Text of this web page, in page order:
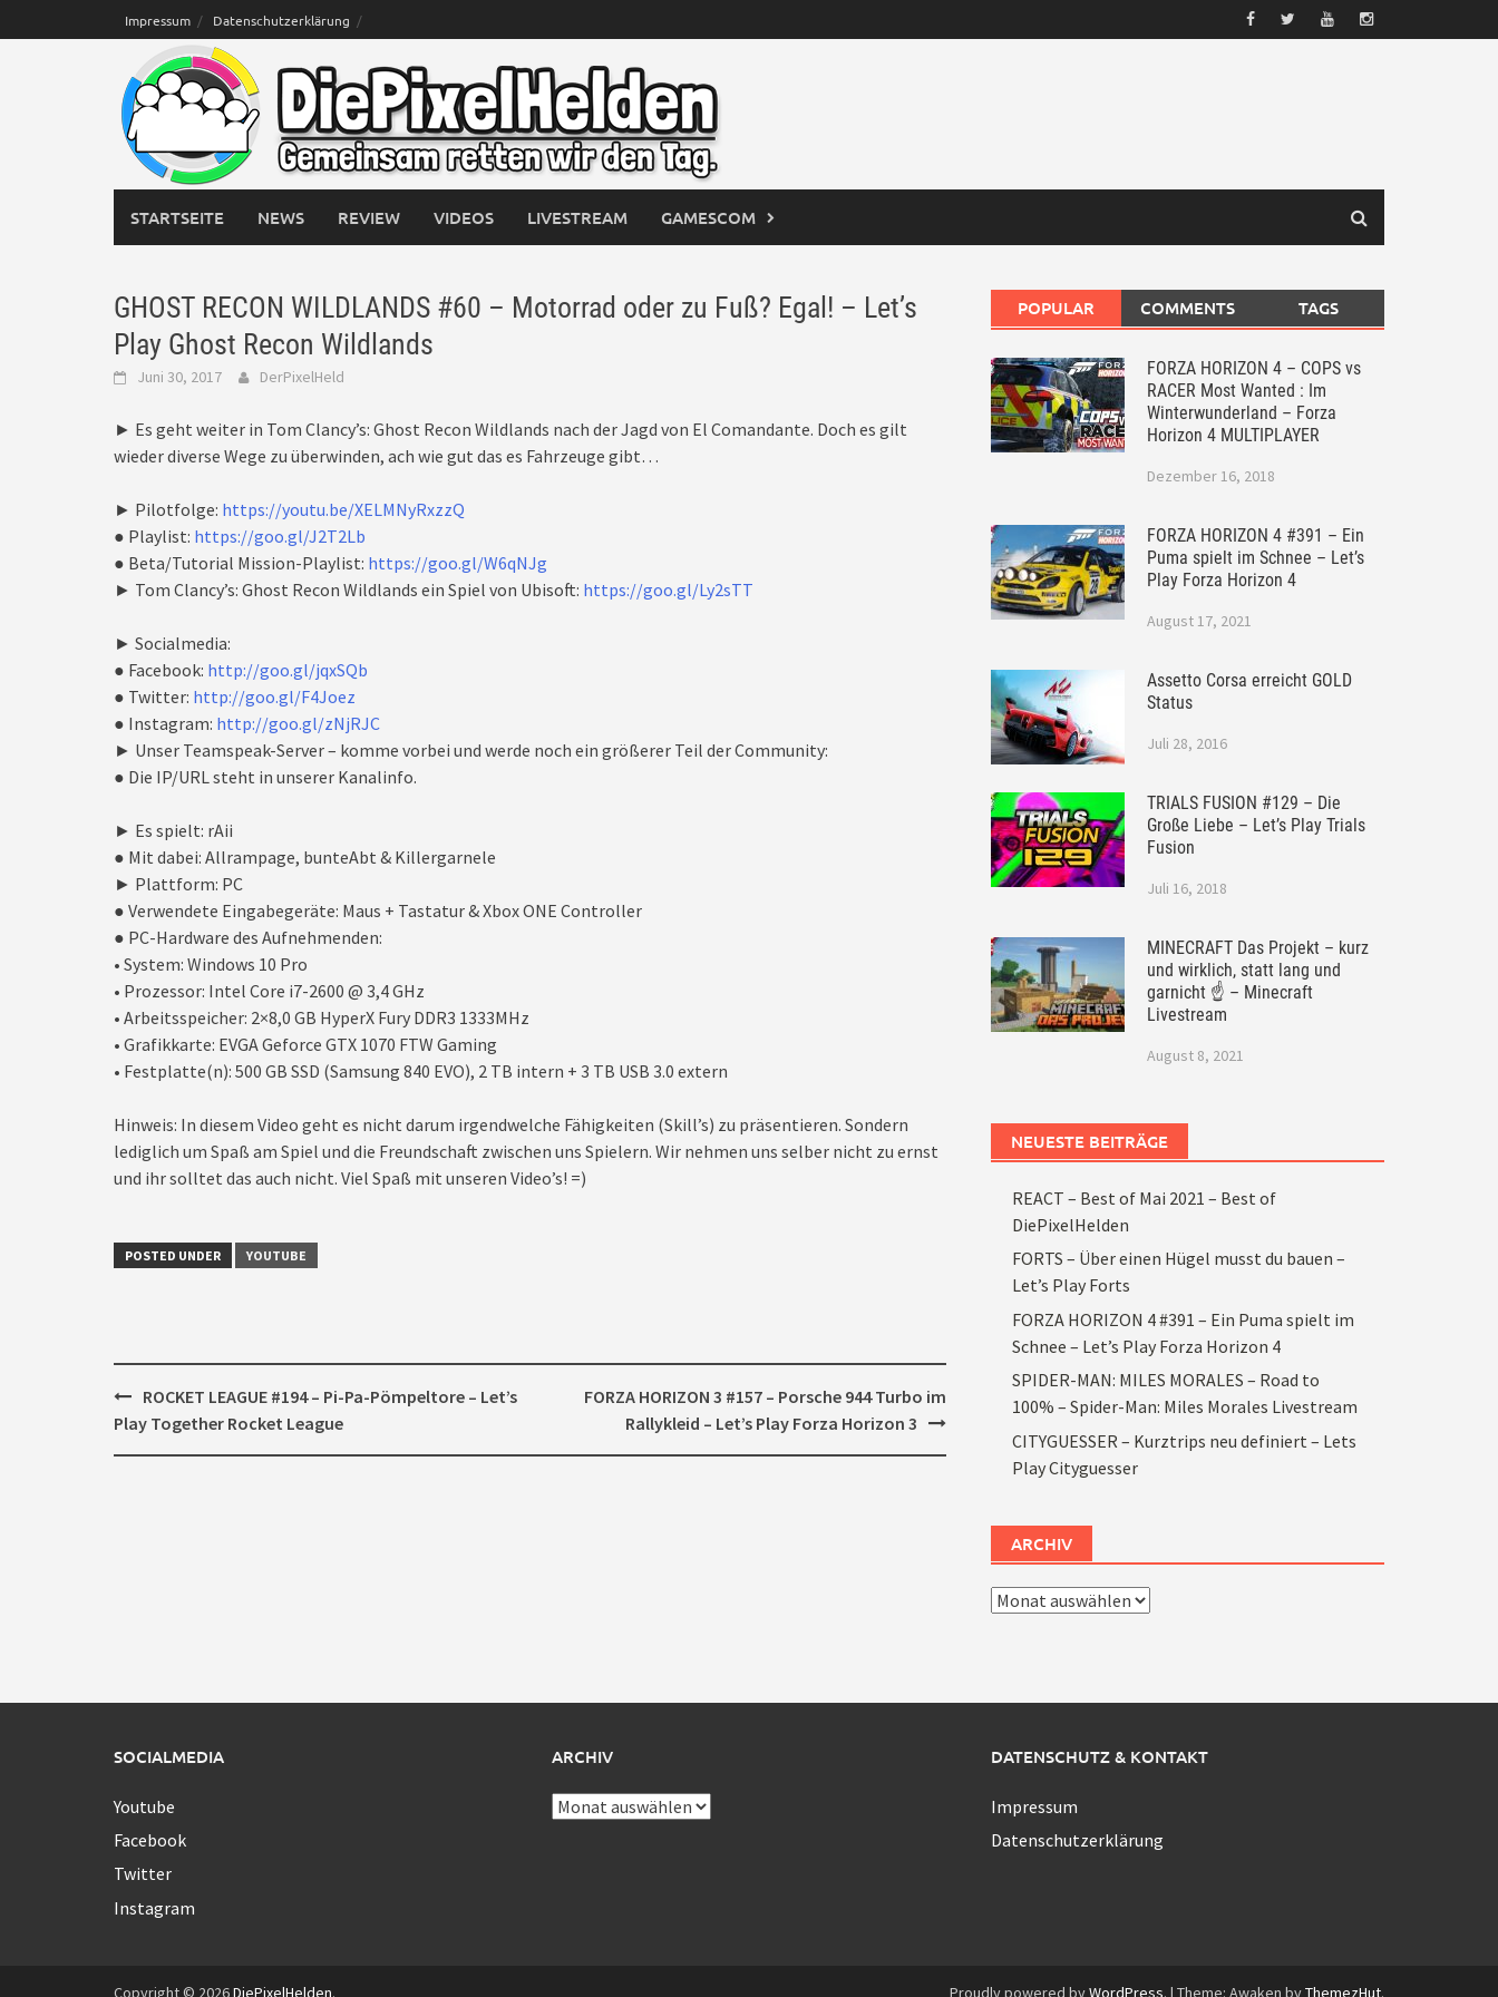
to
Impressum Datenschutzerklärung
STARTSEITE NEWS REVIEW VIDEOS LIVESTREAM GAMESCOM
GHOST RECON WILDLANDS #60 – Motorrad oder zu Fuß? Egal! – Let’s
Play Ghost Recon Wildlands
Juni 30, 2017 DerPixelHeld
► Es geht weiter in Tom Clancy’s: Ghost Recon Wildlands nach der Jagd von El Comandante. Doch es gilt
wieder diverse Wege zu überwinden, ach wie gut das es Fahrzeuge gibt…
► Pilotfolge: https://youtu.be/XELMNyRxzzQ
● Playlist: https://goo.gl/J2T2Lb
● Beta/Tutorial Mission-Playlist: https://goo.gl/W6qNJg
► Tom Clancy’s: Ghost Recon Wildlands ein Spiel von Ubisoft: https://goo.gl/Ly2sTT
► Socialmedia:
● Facebook: http://goo.gl/jqxSQb
● Twitter: http://goo.gl/F4Joez
● Instagram: http://goo.gl/zNjRJC
► Unser Teamspeak-Server – komme vorbei und werde noch ein größerer Teil der Community:
● Die IP/URL steht in unserer Kanalinfo.
► Es spielt: rAii
● Mit dabei: Allrampage, bunteAbt & Killergarnele
► Plattform: PC
● Verwendete Eingabegeräte: Maus + Tastatur & Xbox ONE Controller
● PC-Hardware des Aufnehmenden:
• System: Windows 10 Pro
• Prozessor: Intel Core i7-2600 @ 3,4 GHz
• Arbeitsspeicher: 2×8,0 GB HyperX Fury DDR3 1333MHz
• Grafikkarte: EVGA Geforce GTX 1070 FTW Gaming
• Festplatte(n): 500 GB SSD (Samsung 840 EVO), 2 TB intern + 3 TB USB 3.0 extern
Hinweis: In diesem Video geht es nicht darum irgendwelche Fähigkeiten (Skill’s) zu präsentieren. Sondern
lediglich um Spaß am Spiel und die Freundschaft zwischen uns Spielern. Wir nehmen uns selber nicht zu ernst
und ihr solltet das auch nicht. Viel Spaß mit unseren Video’s! =)
POSTED UNDER YOUTUBE
Post
navigation
ROCKET LEAGUE #194 – Pi-Pa-Pömpeltore – Let’s
Play Together Rocket League
FORZA HORIZON 3 #157 – Porsche 944 Turbo im
Rallykleid – Let’s Play Forza Horizon 3
POPULAR COMMENTS TAGS
FORZA HORIZON 4 – COPS vs
RACER Most Wanted : Im
Winterwunderland – Forza
Horizon 4 MULTIPLAYER
Dezember 16, 2018
FORZA HORIZON 4 #391 – Ein
Puma spielt im Schnee – Let’s
Play Forza Horizon 4
August 17, 2021
Assetto Corsa erreicht GOLD
Status
Juli 28, 2016
TRIALS FUSION #129 – Die
Große Liebe – Let’s Play Trials
Fusion
Juli 16, 2018
MINECRAFT Das Projekt – kurz
und wirklich, statt lang und
garnicht ☝ – Minecraft
Livestream
August 8, 2021
NEUESTE BEITRÄGE
REACT – Best of Mai 2021 – Best of
DiePixelHelden
FORTS – Über einen Hügel musst du bauen –
Let’s Play Forts
FORZA HORIZON 4 #391 – Ein Puma spielt im
Schnee – Let’s Play Forza Horizon 4
SPIDER-MAN: MILES MORALES – Road to
100% – Spider-Man: Miles Morales Livestream
CITYGUESSER – Kurztrips neu definiert – Lets
Play Cityguesser
ARCHIV
Archiv
SOCIALMEDIA
Youtube
Facebook
Twitter
Instagram
ARCHIV
Archiv
DATENSCHUTZ & KONTAKT
Impressum
Datenschutzerklärung
Copyright © 2026DiePixelHelden. Proudly powered byWordPress. | Theme: Awaken byThemezHut.